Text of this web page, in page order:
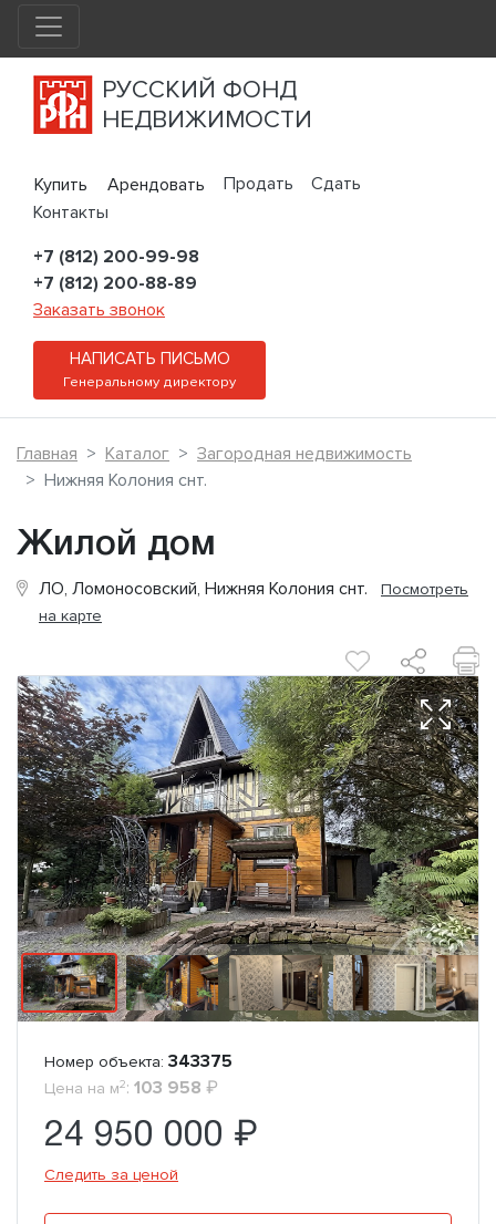
РУССКИЙ ФОНД
НЕДВИЖИМОСТИ
Купить Арендовать Продать
Сдать
Контакты
+7 (812) 200-99-98
+7 (812) 200-88-89
Заказать звонок
НАПИСАТЬ ПИСЬМО
Генеральному директору
Главная Каталог
Загородная недвижимость
Нижняя Колония снт.
Жилой дом
ЛО, Ломоносовский, Нижняя Колония снт. Посмотреть
на карте
Номер объекта: 343375
Цена на м2: 103 958 ₽
24 950 000 ₽
Следить за ценой